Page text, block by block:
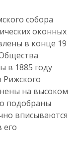
собора
оконных
в конце 19
в 1885 году
Рижского
на высоком
подобраны
вписываются
его